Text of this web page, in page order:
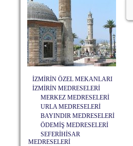
İZMİRİN ÖZEL MEKANLARI
İZMİRİN MEDRESELERİ
MERKEZ MEDRESELERİ
URLA MEDRESELERİ
BAYINDIR MEDRESELERİ
ÖDEMİŞ MEDRESELERİ
SEFERİHİSAR
MEDRESELERİ